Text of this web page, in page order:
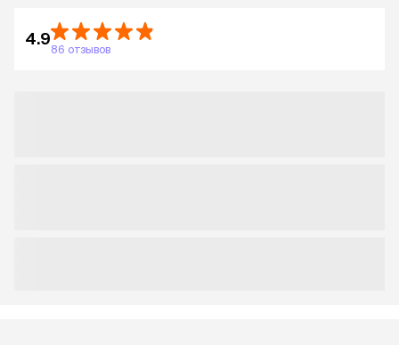
4.9
86 отзывов